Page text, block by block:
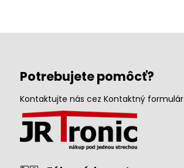
Potrebujete pomôcť?
Kontaktujte nás cez Kontaktný formulár